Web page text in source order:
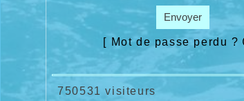
Envoyer
[ Mot de passe perdu ?
750531 visiteurs